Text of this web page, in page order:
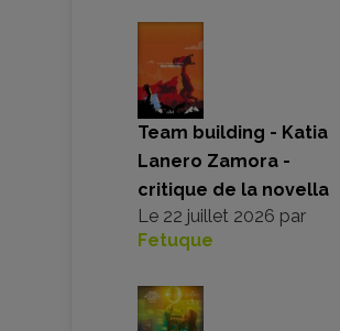
Team building - Katia
Lanero Zamora -
critique de la novella
Le 22 juillet 2026 par
Fetuque